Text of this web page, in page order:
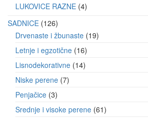
LUKOVICE RAZNE 4
SADNICE 126
Drvenaste i žbunaste 19
Letnje i egzotične 16
Lisnodekorativne 14
Niske perene 7
Penjačice 3
Srednje i visoke perene 61